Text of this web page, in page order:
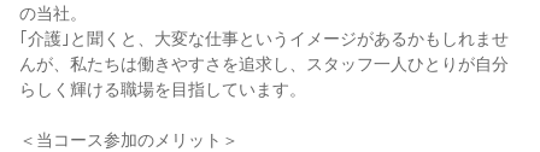
の当社。
｢介護｣と聞くと、大変な仕事というイメージがあるかもしれませ
んが、私たちは働きやすさを追求し、スタッフ一人ひとりが自分
らしく輝ける職場を目指しています。
＜当コース参加のメリット＞